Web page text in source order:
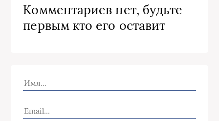
Комментариев нет, будьте
первым кто его оставит